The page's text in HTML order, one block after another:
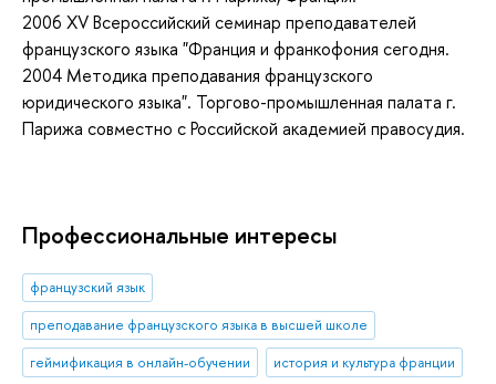
2006 XV Всероссийский семинар преподавателей
французского языка "Франция и франкофония сегодня.
2004 Методика преподавания французского
юридического языка". Торгово-промышленная палата г.
Парижа совместно с Российской академией правосудия.
Профессиональные интересы
французский язык
преподавание французского языка в высшей школе
геймификация в онлайн-обучении
история и культура франции